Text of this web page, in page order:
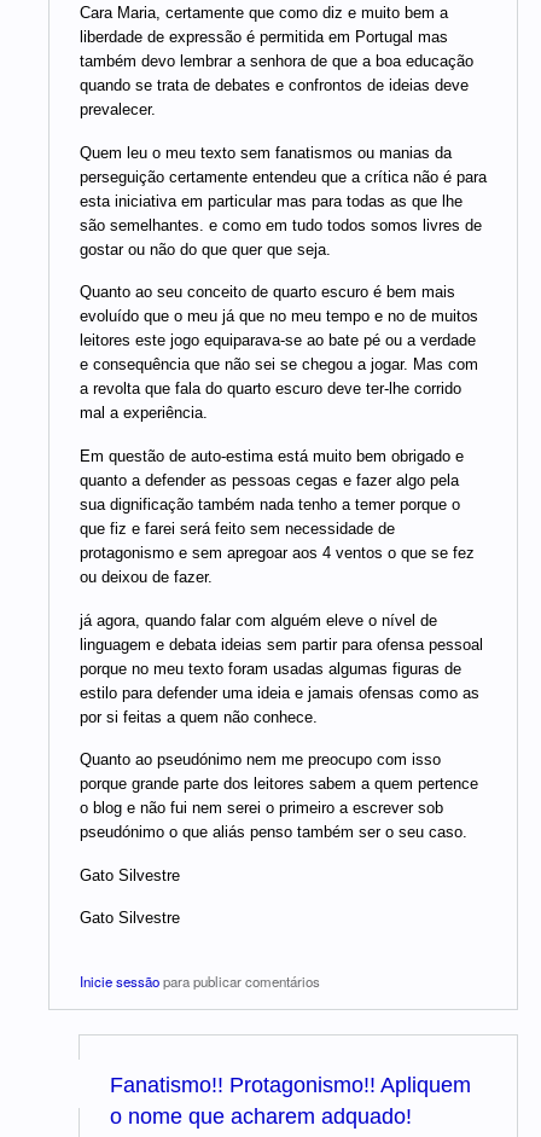
Cara Maria, certamente que como diz e muito bem a
liberdade de expressão é permitida em Portugal mas
também devo lembrar a senhora de que a boa educação
quando se trata de debates e confrontos de ideias deve
prevalecer.
Quem leu o meu texto sem fanatismos ou manias da
perseguição certamente entendeu que a crítica não é para
esta iniciativa em particular mas para todas as que lhe
são semelhantes. e como em tudo todos somos livres de
gostar ou não do que quer que seja.
Quanto ao seu conceito de quarto escuro é bem mais
evoluído que o meu já que no meu tempo e no de muitos
leitores este jogo equiparava-se ao bate pé ou a verdade
e consequência que não sei se chegou a jogar. Mas com
a revolta que fala do quarto escuro deve ter-lhe corrido
mal a experiência.
Em questão de auto-estima está muito bem obrigado e
quanto a defender as pessoas cegas e fazer algo pela
sua dignificação também nada tenho a temer porque o
que fiz e farei será feito sem necessidade de
protagonismo e sem apregoar aos 4 ventos o que se fez
ou deixou de fazer.
já agora, quando falar com alguém eleve o nível de
linguagem e debata ideias sem partir para ofensa pessoal
porque no meu texto foram usadas algumas figuras de
estilo para defender uma ideia e jamais ofensas como as
por si feitas a quem não conhece.
Quanto ao pseudónimo nem me preocupo com isso
porque grande parte dos leitores sabem a quem pertence
o blog e não fui nem serei o primeiro a escrever sob
pseudónimo o que aliás penso também ser o seu caso.
Gato Silvestre
Gato Silvestre
Inicie sessãopara publicar comentários
Fanatismo!! Protagonismo!! Apliquem
o nome que acharem adquado!